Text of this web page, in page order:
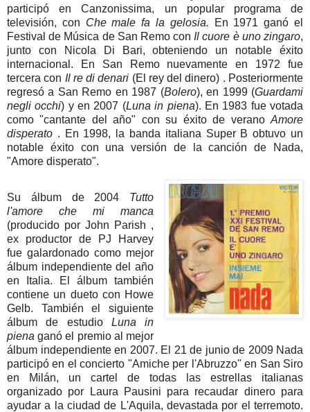
participó en Canzonissima, un popular programa de
televisión, con Che male fa la gelosia. En 1971 ganó el
Festival de Música de San Remo con Il cuore è uno zingaro,
junto con Nicola Di Bari, obteniendo un notable éxito
internacional. En San Remo nuevamente en 1972 fue
tercera con Il re di denari (El rey del dinero) . Posteriormente
regresó a San Remo en 1987 (Bolero), en 1999 (Guardami
negli occhi) y en 2007 (Luna in piena). En 1983 fue votada
como "cantante del año" con su éxito de verano Amore
disperato . En 1998, la banda italiana Super B obtuvo un
notable éxito con una versión de la canción de Nada,
"Amore disperato".
Su álbum de 2004 Tutto
l'amore che mi manca
(producido por John Parish ,
ex productor de PJ Harvey
fue galardonado como mejor
álbum independiente del año
en Italia. El álbum también
contiene un dueto con Howe
Gelb. También el siguiente
álbum de estudio Luna in
piena ganó el premio al mejor
álbum independiente en 2007. El 21 de junio de 2009 Nada
participó en el concierto "Amiche per l'Abruzzo" en San Siro
en Milán, un cartel de todas las estrellas italianas
organizado por Laura Pausini para recaudar dinero para
ayudar a la ciudad de L'Aquila, devastada por el terremoto.